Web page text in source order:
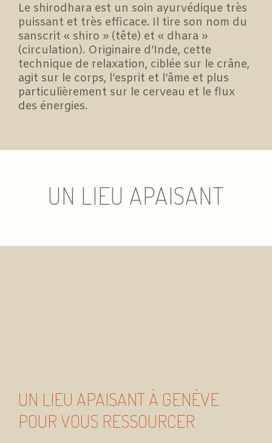
Le shirodhara est un soin ayurvédique très
puissant et très efficace. Il tire son nom du
sanscrit « shiro » (tête) et « dhara »
(circulation). Originaire d’Inde, cette
technique de relaxation, ciblée sur le crâne,
agit sur le corps, l’esprit et l’âme et plus
particulièrement sur le cerveau et le flux
des énergies.
UN LIEU APAISANT
UN LIEU APAISANT À GENÈVE
POUR VOUS RESSOURCER